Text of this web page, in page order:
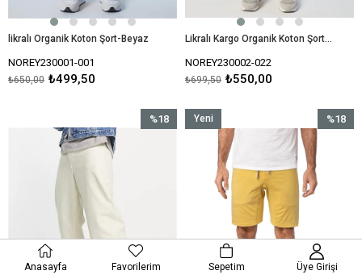
likralı Organik Koton Şort-Beyaz
NOREY230001-001
₺499,50
₺650,00
Likralı Kargo Organik Koton Şort-Turuncu
NOREY230002-022
₺550,00
₺699,50
%18
%18
Yeni
Anasayfa Favorilerim Sepetim Üye Girişi